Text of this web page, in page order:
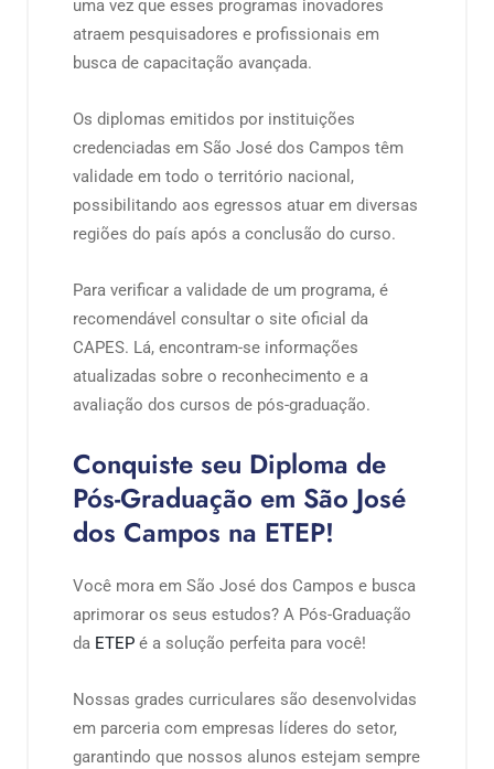
uma vez que esses programas inovadores
atraem pesquisadores e profissionais em
busca de capacitação avançada.
Os diplomas emitidos por instituições
credenciadas em São José dos Campos têm
validade em todo o território nacional,
possibilitando aos egressos atuar em diversas
regiões do país após a conclusão do curso.
Para verificar a validade de um programa, é
recomendável consultar o site oficial da
CAPES. Lá, encontram-se informações
atualizadas sobre o reconhecimento e a
avaliação dos cursos de pós-graduação.
Conquiste seu Diploma de
Pós-Graduação em São José
dos Campos na ETEP!
Você mora em São José dos Campos e busca
aprimorar os seus estudos? A Pós-Graduação
da ETEP é a solução perfeita para você!
Nossas grades curriculares são desenvolvidas
em parceria com empresas líderes do setor,
garantindo que nossos alunos estejam sempre